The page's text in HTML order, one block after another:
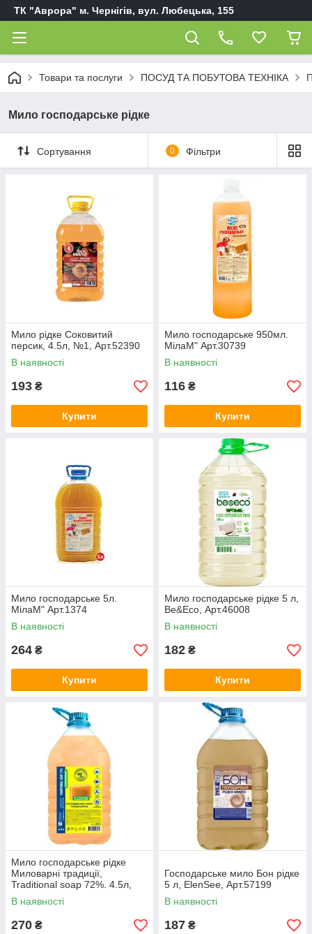
ТК "Аврора" м. Чернігів, вул. Любецька, 155
Товари та послуги ПОСУД ТА ПОБУТОВА ТЕХНІКА
Мило господарське рідке
Сортування 0 Фільтри
Мило рідке Соковитий
персик, 4.5л, №1, Арт.52390
В наявності
193 ₴
Купити
Мило господарське 950мл.
МілаМ" Арт.30739
В наявності
116 ₴
Купити
Мило господарське 5л.
МілаМ" Арт.1374
В наявності
264 ₴
Купити
Мило господарське рідке 5 л,
Be&Eco, Арт.46008
В наявності
182 ₴
Купити
Мило господарське рідке
Миловарні традиції,
Traditional soap 72%. 4.5л,
Миловарні Традиції,
Арт.27922
В наявності
270 ₴
Господарське мило Бон рідке
5 л, ElenSee, Арт.57199
В наявності
187 ₴